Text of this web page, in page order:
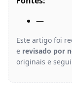
—
Este artigo foi
e revisado por
originais e